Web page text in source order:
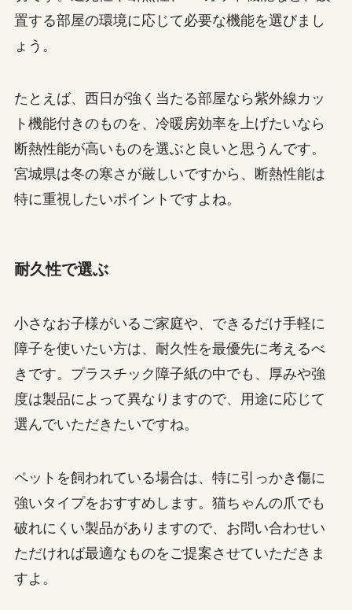
置する部屋の環境に応じて必要な機能を選びまし
ょう。
たとえば、西日が強く当たる部屋なら紫外線カッ
ト機能付きのものを、冷暖房効率を上げたいなら
断熱性能が高いものを選ぶと良いと思うんです。
宮城県は冬の寒さが厳しいですから、断熱性能は
特に重視したいポイントですよね。
耐久性で選ぶ
小さなお子様がいるご家庭や、できるだけ手軽に
障子を使いたい方は、耐久性を最優先に考えるべ
きです。プラスチック障子紙の中でも、厚みや強
度は製品によって異なりますので、用途に応じて
選んでいただきたいですね。
ペットを飼われている場合は、特に引っかき傷に
強いタイプをおすすめします。猫ちゃんの爪でも
破れにくい製品がありますので、お問い合わせい
ただければ最適なものをご提案させていただきま
すよ。